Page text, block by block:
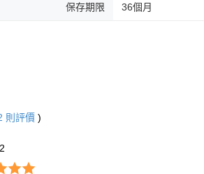
保存期限 36個月
則評價 )